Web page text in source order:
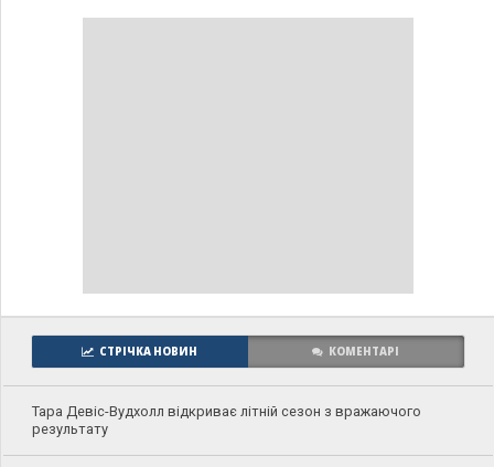
СТРІЧКА НОВИН КОМЕНТАРІ
Тара Девіс-Вудхолл відкриває літній сезон з вражаючого
результату